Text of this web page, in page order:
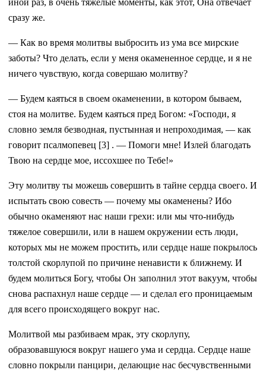
сразу же.
— Как во время молитвы выбросить из ума все мирские
заботы? Что делать, если у меня окамененное сердце, и я не
ничего чувствую, когда совершаю молитву?
— Будем каяться в своем окаменении, в котором бываем,
стоя на молитве. Будем каяться пред Богом: «Господи, я
словно земля безводная, пустынная и непроходимая, — как
говорит псалмопевец [3] . — Помоги мне! Излей благодать
Твою на сердце мое, иссохшее по Тебе!»
Эту молитву ты можешь совершить в тайне сердца своего. И
испытать свою совесть — почему мы окаменены? Ибо
обычно окаменяют нас наши грехи: или мы что-нибудь
тяжелое совершили, или в нашем окружении есть люди,
которых мы не можем простить, или сердце наше покрылось
толстой скорлупой по причине ненависти к ближнему. И
будем молиться Богу, чтобы Он заполнил этот вакуум, чтобы
снова распахнул наше сердце — и сделал его проницаемым
для всего происходящего вокруг нас.
Молитвой мы разбиваем мрак, эту скорлупу,
образовавшуюся вокруг нашего ума и сердца. Сердце наше
словно покрыли панцири, делающие нас бесчувственными